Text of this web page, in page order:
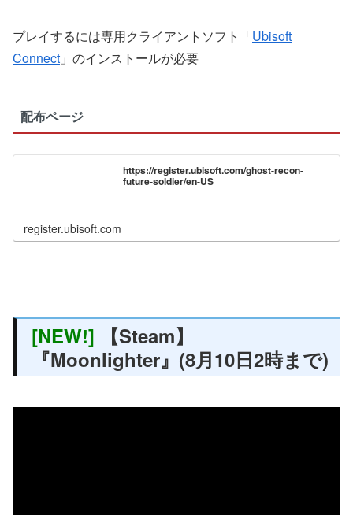
プレイするには専用クライアントソフト「Ubisoft
Connect 」のインストールが必要
配布ページ
https://register.ubisoft.com/ghost-recon-
future-soldier/en-US
register.ubisoft.com
[NEW!]
【Steam】
『Moonlighter』(8月10日2時まで)